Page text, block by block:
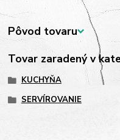
Pôvod tovaru
Tovar zaradený v
KUCHYŇA
SERVÍROVANIE